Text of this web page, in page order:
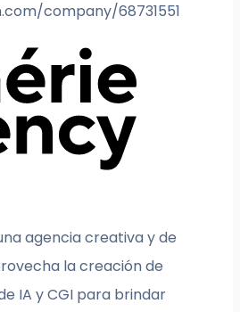
company/68731551
agencia creativa y de
la creación de
IA y CGI para brindar